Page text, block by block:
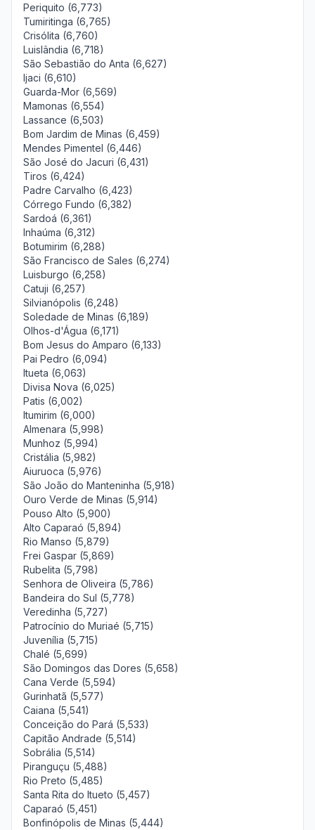
Periquito (6,773)
Tumiritinga (6,765)
Crisólita (6,760)
Luislândia (6,718)
São Sebastião do Anta (6,627)
Ijaci (6,610)
Guarda-Mor (6,569)
Mamonas (6,554)
Lassance (6,503)
Bom Jardim de Minas (6,459)
Mendes Pimentel (6,446)
São José do Jacuri (6,431)
Tiros (6,424)
Padre Carvalho (6,423)
Córrego Fundo (6,382)
Sardoá (6,361)
Inhaúma (6,312)
Botumirim (6,288)
São Francisco de Sales (6,274)
Luisburgo (6,258)
Catuji (6,257)
Silvianópolis (6,248)
Soledade de Minas (6,189)
Olhos-d'Água (6,171)
Bom Jesus do Amparo (6,133)
Pai Pedro (6,094)
Itueta (6,063)
Divisa Nova (6,025)
Patis (6,002)
Itumirim (6,000)
Almenara (5,998)
Munhoz (5,994)
Cristália (5,982)
Aiuruoca (5,976)
São João do Manteninha (5,918)
Ouro Verde de Minas (5,914)
Pouso Alto (5,900)
Alto Caparaó (5,894)
Rio Manso (5,879)
Frei Gaspar (5,869)
Rubelita (5,798)
Senhora de Oliveira (5,786)
Bandeira do Sul (5,778)
Veredinha (5,727)
Patrocínio do Muriaé (5,715)
Juvenília (5,715)
Chalé (5,699)
São Domingos das Dores (5,658)
Cana Verde (5,594)
Gurinhatã (5,577)
Caiana (5,541)
Conceição do Pará (5,533)
Capitão Andrade (5,514)
Sobrália (5,514)
Piranguçu (5,488)
Rio Preto (5,485)
Santa Rita do Itueto (5,457)
Caparaó (5,451)
Bonfinópolis de Minas (5,444)